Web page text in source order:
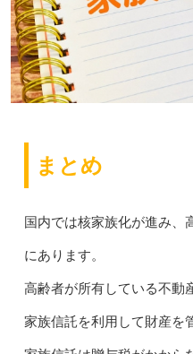
まとめ
国内では核家族化が進み、
にあります。
高齢者が所有している不動
家族信託を利用して財産を